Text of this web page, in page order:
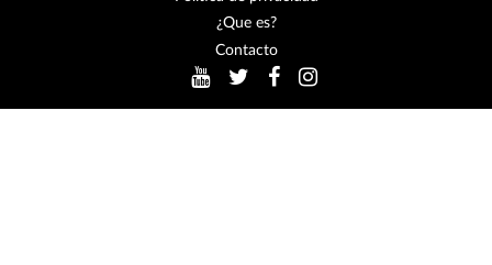
¿Que es?
Contacto